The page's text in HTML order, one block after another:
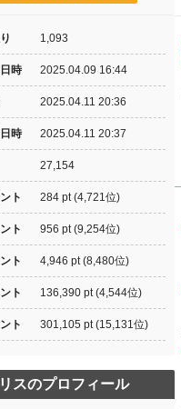
1,093
時 2025.04.09 16:44
2025.04.11 20:36
時 2025.04.11 20:37
27,154
ト 284 pt (4,721位)
ト 956 pt (9,254位)
ト 4,946 pt (8,480位)
ト 136,390 pt (4,544位)
ト 301,105 pt (15,131位)
スのプロフィール